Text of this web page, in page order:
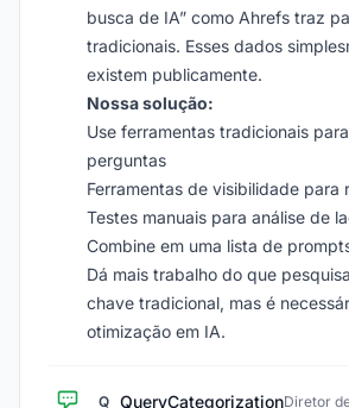
busca de IA” como Ahrefs traz
tradicionais. Esses dados
existem publicamente.
Nossa solução:
Use ferramentas tradicionais
perguntas
Ferramentas de visibilidade para
Testes manuais para análise de
Combine em uma lista de
Dá mais trabalho do que
chave tradicional, mas é
otimização em IA.
Q QueryCategorizationDiretor